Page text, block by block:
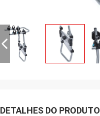
DETALHES DO PRODUTO